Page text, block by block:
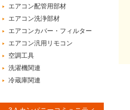
エアコン配管用部材
エアコン洗浄部材
エアコンカバー・フィルター
エアコン汎用リモコン
空調工具
洗濯機関連
冷蔵庫関連